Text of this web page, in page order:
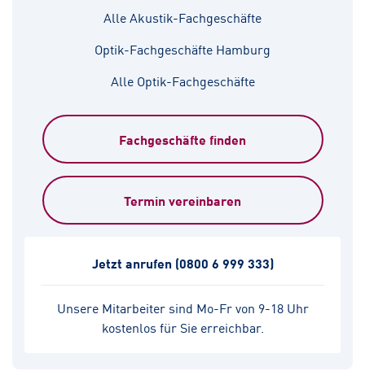
Alle Akustik-Fachgeschäfte
Optik-Fachgeschäfte Hamburg
Alle Optik-Fachgeschäfte
Fachgeschäfte finden
Termin vereinbaren
Unsere Mitarbeiter sind Mo-Fr von 9-18 Uhr
kostenlos für Sie erreichbar.
Jetzt anrufen (0800 6 999 333)